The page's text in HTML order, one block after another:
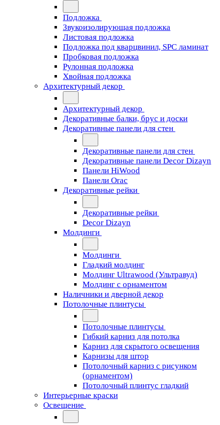
Подложка
Звукоизолирующая подложка
Листовая подложка
Подложка под кварцвинил, SPC ламинат
Пробковая подложка
Рулонная подложка
Хвойная подложка
Архитектурный декор
Архитектурный декор
Декоративные балки, брус и доски
Декоративные панели для стен
Декоративные панели для стен
Декоративные панели Decor Dizayn
Панели HiWood
Панели Orac
Декоративные рейки
Декоративные рейки
Decor Dizayn
Молдинги
Молдинги
Гладкий молдинг
Молдинг Ultrawood (Ультравуд)
Молдинг с орнаментом
Наличники и дверной декор
Потолочные плинтусы
Потолочные плинтусы
Гибкий карниз для потолка
Карниз для скрытого освещения
Карнизы для штор
Потолочный карниз с рисунком
(орнаментом)
Потолочный плинтус гладкий
Интерьерные краски
Освещение